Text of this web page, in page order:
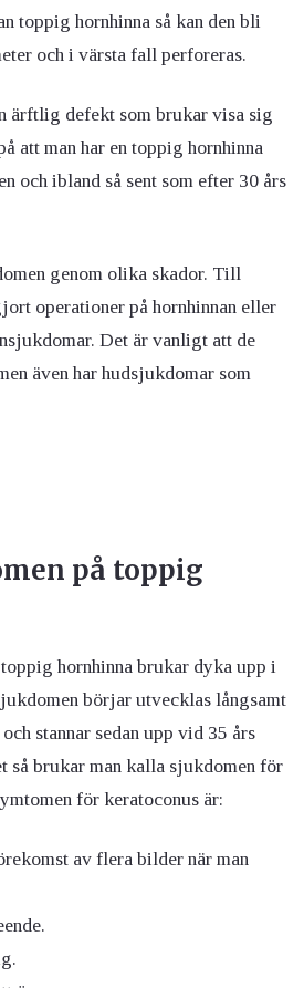
toppig hornhinna så kan den bli
och i värsta fall perforeras.
ärftlig defekt som brukar visa sig
att man har en toppig hornhinna
och ibland så sent som efter 30 års
genom olika skador. Till
operationer på hornhinnan eller
Det är vanligt att de
även har hudsjukdomar som
på toppig
hornhinna brukar dyka upp i
börjar utvecklas långsamt
stannar sedan upp vid 35 års
så brukar man kalla sjukdomen för
för keratoconus är:
av flera bilder när man